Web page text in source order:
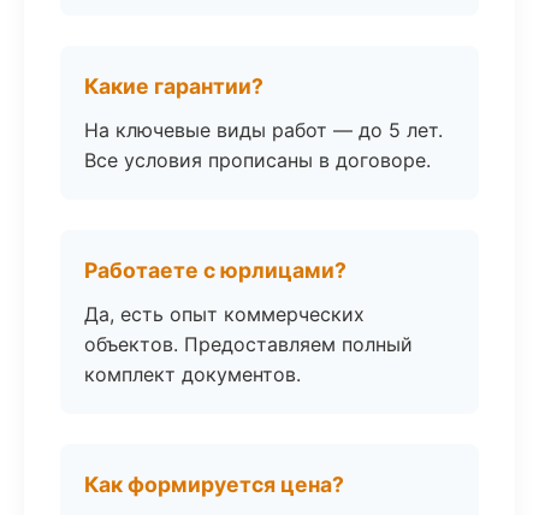
Какие гарантии?
На ключевые виды работ — до 5 лет.
Все условия прописаны в договоре.
Работаете с юрлицами?
Да, есть опыт коммерческих
объектов. Предоставляем полный
комплект документов.
Как формируется цена?